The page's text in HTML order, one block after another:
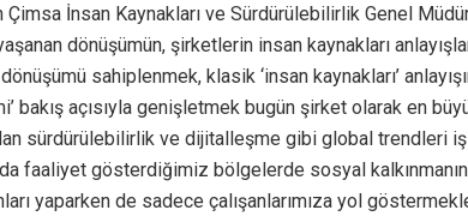
İnsan Kaynakları ve Sürdürülebilirlik Genel
dönüşümün, şirketlerin insan kaynakları
sahiplenmek, klasik ‘insan kaynakları’
bakış açısıyla genişletmek bugün şirket olarak en
sürdürülebilirlik ve dijitalleşme gibi global trendleri iş
faaliyet gösterdiğimiz bölgelerde sosyal
yaparken de sadece çalışanlarımıza yol